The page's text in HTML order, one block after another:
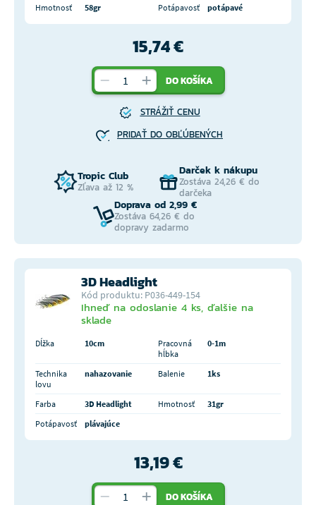
Hmotnosť
58gr Potápavosť potápavé
15,74 €
DO KOŠÍKA
STRÁŽIŤ CENU
PRIDAŤ DO OBĽÚBENÝCH
Tropic Club
Zľava až 12 %
Darček k nákupu
Zostáva 24,26 € do
darčeka
Doprava od 2,99 €
Zostáva 64,26 € do
dopravy zadarmo
3D Headlight
Kód produktu: P036-449-154
Ihneď na odoslanie 4 ks, ďalšie na
sklade
Dĺžka 10cm
Pracovná
hĺbka
0-1m
Technika
lovu
nahazovanie Balenie 1ks
Farba 3D Headlight Hmotnosť
31gr
Potápavosť
plávajúce
13,19 €
DO KOŠÍKA